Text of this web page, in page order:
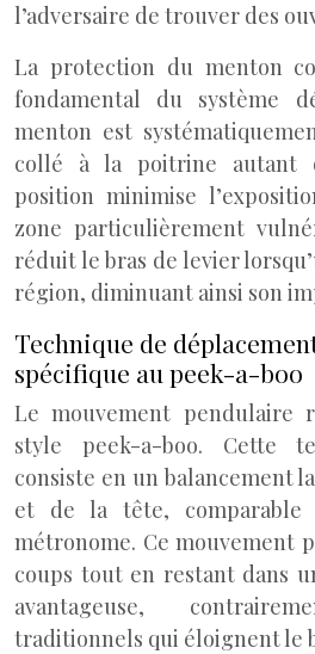
l’adversaire de trouver des
La protection du menton
fondamental du système
menton est
collé à la poitrine autant
position minimise
zone particulièrement
réduit le bras de levier
région, diminuant ainsi son
Technique de
spécifique au peek-a-boo
Le mouvement pendulaire
style peek-a-boo. Cette
consiste en un balancement
et de la tête, comparable
métronome. Ce mouvement
coups tout en restant dans
avantageuse,
traditionnels qui éloignent le